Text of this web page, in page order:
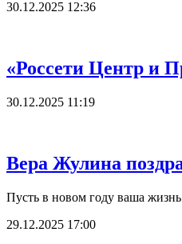
30.12.2025 12:36
«Россети Центр и
30.12.2025 11:19
Вера Жулина
Пусть в новом году ваша
29.12.2025 17:00